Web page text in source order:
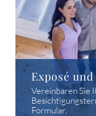
Exposé
Vereinbaren Sie
Formular.